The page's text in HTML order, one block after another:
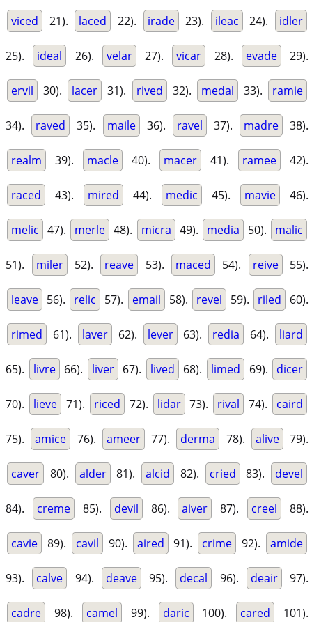
viced 21). laced 22). irade 23). ileac 24). idler
25). ideal 26). velar 27). vicar 28). evade 29).
ervil 30). lacer 31). rived 32). medal 33). ramie
34). raved 35). maile 36). ravel 37). madre 38).
realm 39). macle 40). macer 41). ramee 42).
raced 43). mired 44). medic 45). mavie 46).
melic 47). merle 48). micra 49). media 50). malic
51). miler 52). reave 53). maced 54). reive 55).
leave 56). relic 57). email 58). revel 59). riled 60).
rimed 61). laver 62). lever 63). redia 64). liard
65). livre 66). liver 67). lived 68). limed 69). dicer
70). lieve 71). riced 72). lidar 73). rival 74). caird
75). amice 76). ameer 77). derma 78). alive 79).
caver 80). alder 81). alcid 82). cried 83). devel
84). creme 85). devil 86). aiver 87). creel 88).
cavie 89). cavil 90). aired 91). crime 92). amide
93). calve 94). deave 95). decal 96). deair 97).
cadre 98). camel 99). daric 100). cared 101).